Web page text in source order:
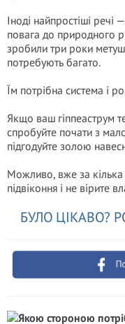
Іноді найпростіші речі
повага до природного
зробили три роки
потребують багато.
Їм потрібна система і
Якщо ваш гіппеаструм
спробуйте почати з
підгодуйте золою
Можливо, вже за кілька
підвіконня і не вірите
БУЛО ЦІКАВО?